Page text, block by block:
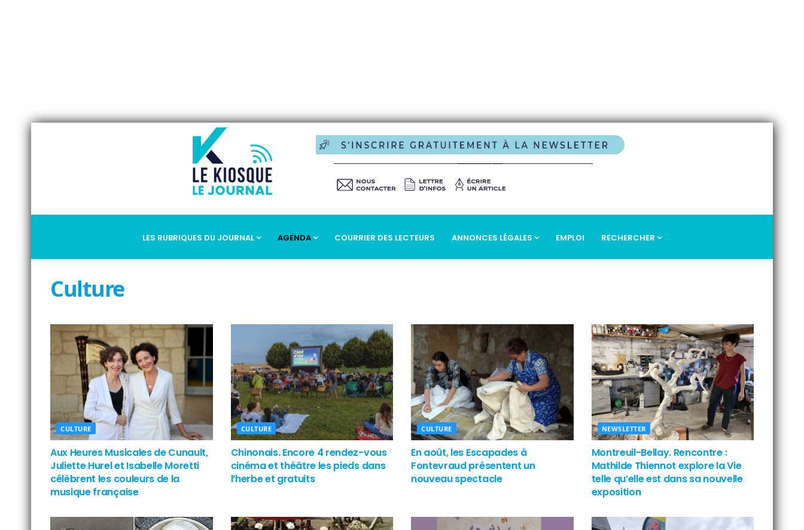
LES RUBRIQUES DU JOURNAL AGENDA COURRIER DES LECTEURS ANNONCES LÉGALES EMPLOI RECHERCHER
Culture
CULTURE
Aux Heures Musicales de Cunault,
Juliette Hurel et Isabelle Moretti
célèbrent les couleurs de la
musique française
CULTURE
Chinonais. Encore 4 rendez-vous
cinéma et théâtre les pieds dans
l’herbe et gratuits
CULTURE
En août, les Escapades à
Fontevraud présentent un
nouveau spectacle
NEWSLETTER
Montreuil-Bellay. Rencontre :
Mathilde Thiennot explore la Vie
telle qu’elle est dans sa nouvelle
exposition